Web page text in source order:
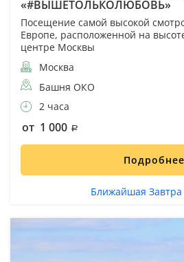
«#ВЫШЕТОЛЬКОЛЮБОВЬ»
Посещение самой высокой
Европе, расположенной на
центре Москвы
Москва
Башня ОКО
2 часа
от 1 000
Подробнее
Ближайшая Завтра